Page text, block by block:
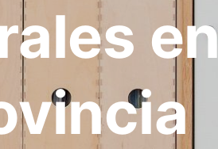
en